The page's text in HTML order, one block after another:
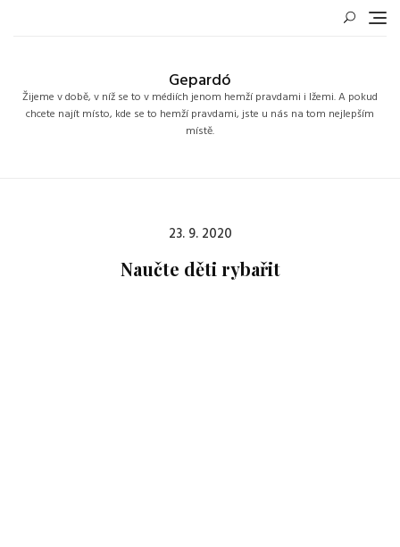
Gepardó
Žijeme v době, v níž se to v médiích jenom hemží pravdami i lžemi. A pokud
chcete najít místo, kde se to hemží pravdami, jste u nás na tom nejlepším
místě.
Posted
on
23. 9. 2020
Naučte děti rybařit